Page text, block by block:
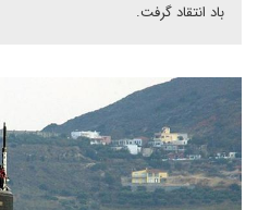
باد انتقاد گرفت.